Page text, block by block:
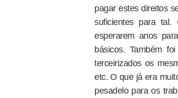
pagar estes direitos
suficientes para tal.
esperarem anos
básicos. Também
terceirizados os
etc. O que já era
pesadelo para os